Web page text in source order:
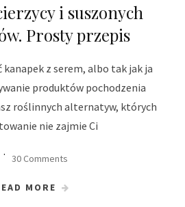
i suszonych
Prosty przepis
kanapek z serem, albo tak jak ja
produktów pochodzenia
roślinnych alternatyw, których
nie zajmie Ci
30 Comments
MORE